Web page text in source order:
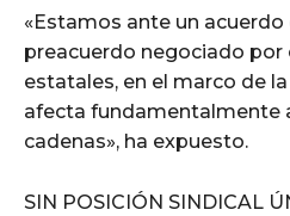
«Estamos ante un
preacuerdo negociado por
estatales, en el marco de
afecta fundamentalmente
cadenas», ha expuesto.
SIN POSICIÓN SINDICAL